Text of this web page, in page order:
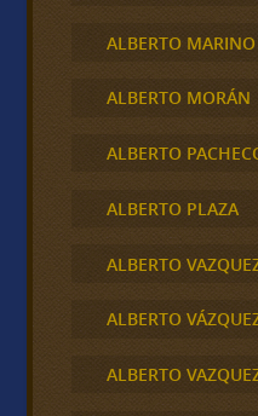
ALBERTO MARINO
ALBERTO MORÁN
ALBERTO
ALBERTO PLAZA
ALBERTO
ALBERTO
ALBERTO